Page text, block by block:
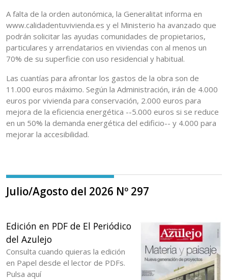
A falta de la orden autonómica, la Generalitat informa en
www.calidadentuvivienda.es y el Ministerio ha avanzado que
podrán solicitar las ayudas comunidades de propietarios,
particulares y arrendatarios en viviendas con al menos un
70% de su superficie con uso residencial y habitual.
Las cuantías para afrontar los gastos de la obra son de
11.000 euros máximo. Según la Administración, irán de 4.000
euros por vivienda para conservación, 2.000 euros para
mejora de la eficiencia energética --5.000 euros si se reduce
en un 50% la demanda energética del edificio-- y 4.000 para
mejorar la accesibilidad.
Julio/Agosto del 2026 Nº 297
Edición en PDF de El Periódico
del Azulejo
Consulta cuando quieras la edición
en Papel desde el lector de PDFs.
Pulsa aquí